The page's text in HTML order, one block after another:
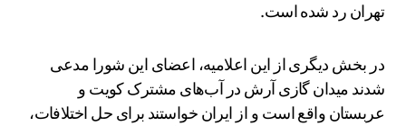
تهران رد شده است.
در بخش دیگری از این اعلامیه، اعضای این شورا مدعی
شدند میدان گازی آرش در آب‌های مشترک کویت و
عربستان واقع است و از ایران خواستند برای حل اختلافات،